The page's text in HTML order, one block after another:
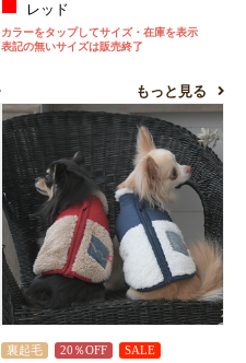
レッド
カラーをタップしてサイズ・在庫を表示
表記の無いサイズは販売終了
もっと見る
裏起毛 20％OFF SALE